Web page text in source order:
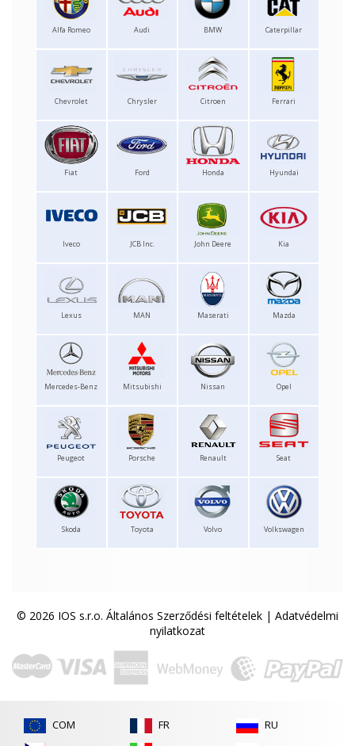
Alfa Romeo Audi BMW Caterpillar
Chevrolet Chrysler Citroen Ferrari
Fiat Ford Honda Hyundai
Iveco JCB Inc. John Deere Kia
Lexus MAN Maserati Mazda
Mercedes-Benz Mitsubishi Nissan Opel
Peugeot Porsche Renault Seat
Skoda Toyota Volvo Volkswagen
© 2026 IOS s.r.o. Általános Szerződési feltételek | Adatvédelmi
nyilatkozat
COM
FR
RU